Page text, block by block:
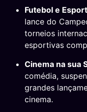
Futebol e
lance do
torneios
esportivas
Cinema na sua
comédia,
grandes
cinema.